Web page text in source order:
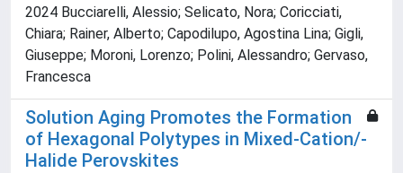
2024 Bucciarelli, Alessio; Selicato, Nora; Coricciati,
Chiara; Rainer, Alberto; Capodilupo, Agostina Lina; Gigli,
Giuseppe; Moroni, Lorenzo; Polini, Alessandro; Gervaso,
Francesca
Solution Aging Promotes the Formation
of Hexagonal Polytypes in Mixed-Cation/-
Halide Perovskites